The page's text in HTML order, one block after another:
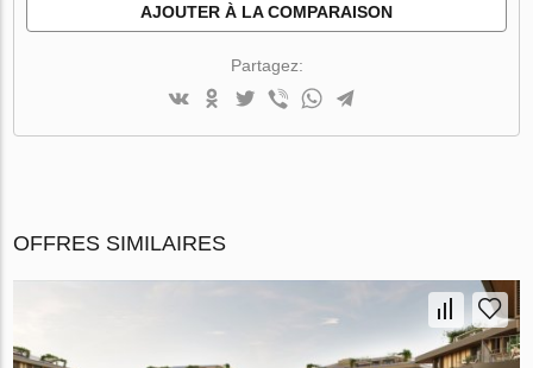
AJOUTER À LA COMPARAISON
Partagez:
OFFRES SIMILAIRES